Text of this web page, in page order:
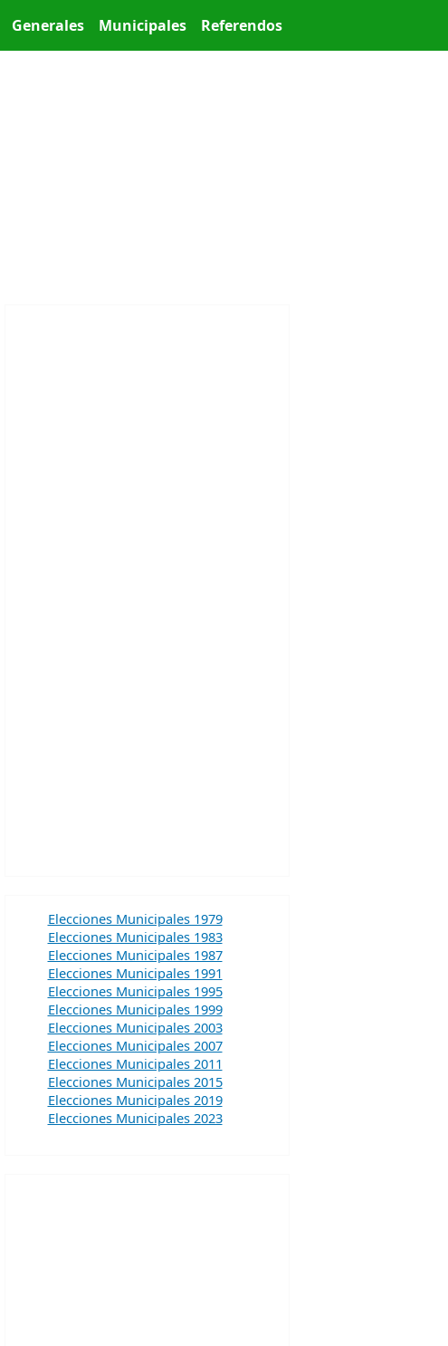
Generales Municipales Referendos
Elecciones Municipales 1979
Elecciones Municipales 1983
Elecciones Municipales 1987
Elecciones Municipales 1991
Elecciones Municipales 1995
Elecciones Municipales 1999
Elecciones Municipales 2003
Elecciones Municipales 2007
Elecciones Municipales 2011
Elecciones Municipales 2015
Elecciones Municipales 2019
Elecciones Municipales 2023